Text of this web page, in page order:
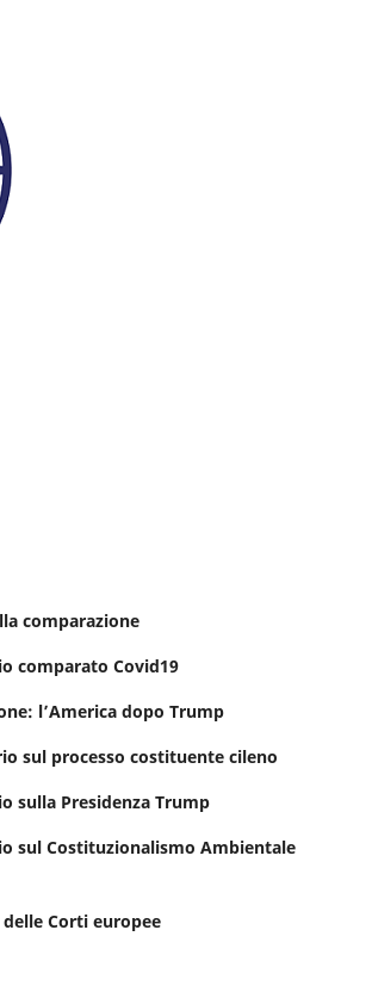
comparazione
comparato Covid19
l’America dopo Trump
sul processo costituente cileno
sulla Presidenza Trump
sul Costituzionalismo Ambientale
Corti europee